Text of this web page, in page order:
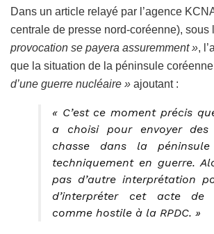
Dans un article relayé par l’agence
centrale de presse nord-coréenne), sous
provocation se payera assuremment »,
que la situation de la péninsule
d’une guerre nucléaire » ajoutant :
« C’est ce moment précis
a choisi pour envoyer des
chasse dans la péninsule
techniquement en guerre.
pas d’autre interprétation
d’interpréter cet acte de
comme hostile à la RPDC. »